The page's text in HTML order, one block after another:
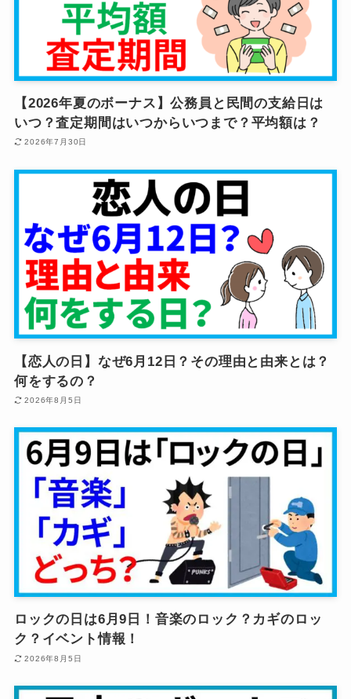
【2026年夏のボーナス】公務員と民間の支給日は
いつ？査定期間はいつからいつまで？平均額は？
2026年7月30日
【恋人の日】なぜ6月12日？その理由と由来とは？
何をするの？
2026年8月5日
ロックの日は6月9日！音楽のロック？カギのロッ
ク？イベント情報！
2026年8月5日